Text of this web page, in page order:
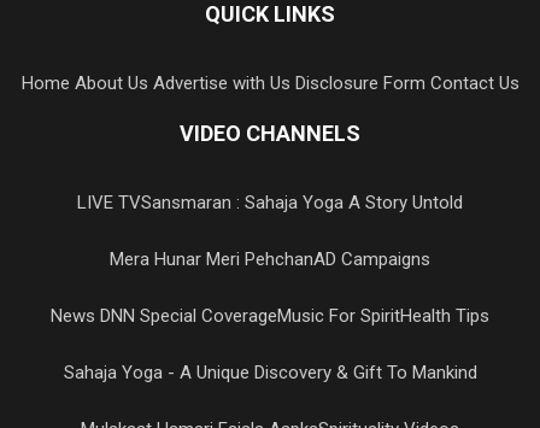
QUICK LINKS
Home About Us Advertise with Us Disclosure Form Contact Us
VIDEO CHANNELS
LIVE TVSansmaran : Sahaja Yoga A Story Untold
Mera Hunar Meri PehchanAD Campaigns
News DNN Special CoverageMusic For SpiritHealth Tips
Sahaja Yoga - A Unique Discovery & Gift To Mankind